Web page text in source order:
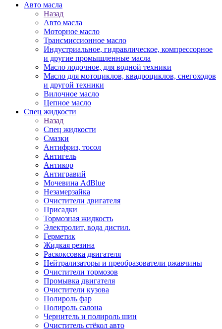
Авто масла
Назад
Авто масла
Моторное масло
Трансмиссионное масло
Индустриальное, гидравлическое, компрессорное
и другие промышленные масла
Масло лодочное, для водной техники
Масло для мотоциклов, квадроциклов, снегоходов
и другой техники
Вилочное масло
Цепное масло
Спец жидкости
Назад
Спец жидкости
Смазки
Антифриз, тосол
Антигель
Антикор
Антигравий
Мочевина AdBlue
Незамерзайка
Очистители двигателя
Присадки
Тормозная жидкость
Электролит, вода дистил.
Герметик
Жидкая резина
Раскоксовка двигателя
Нейтрализаторы и преобразователи ржавчины
Очистители тормозов
Промывка двигателя
Очистители кузова
Полироль фар
Полироль салона
Чернитель и полироль шин
Очиститель стёкол авто